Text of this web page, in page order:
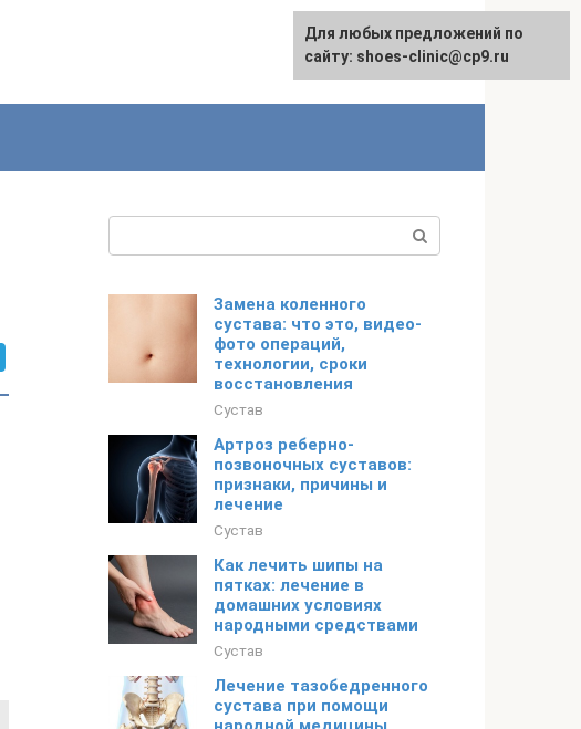
Замена коленного
сустава: что это, видео-
фото операций,
технологии, сроки
восстановления
Сустав
Артроз реберно-
позвоночных суставов:
признаки, причины и
лечение
Сустав
Как лечить шипы на
пятках: лечение в
домашних условиях
народными средствами
Сустав
Лечение тазобедренного
сустава при помощи
Для любых предложений по
сайту: shoes-clinic@cp9.ru